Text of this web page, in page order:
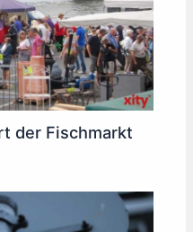
der Fischmarkt